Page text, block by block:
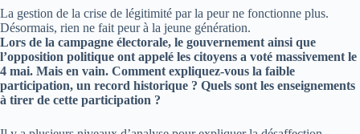
La gestion de la crise de légitimité par la peur ne fonctionne plus.
Désormais, rien ne fait peur à la jeune génération.
Lors de la campagne électorale, le gouvernement ainsi que
l’opposition politique ont appelé les citoyens a voté massivement le
4 mai. Mais en vain. Comment expliquez-vous la faible
participation, un record historique ? Quels sont les enseignements
à tirer de cette participation ?